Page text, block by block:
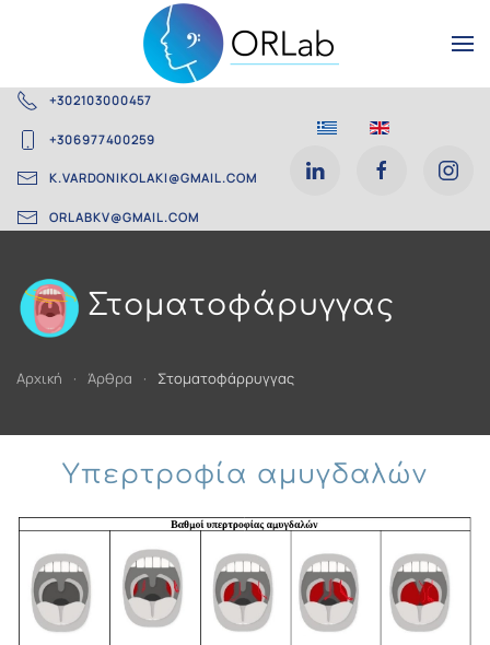
to
content
+302103000457
+306977400259
K.VARDONIKOLAKI@GMAIL.COM
ORLABKV@GMAIL.COM
Στοματοφάρυγγας
Αρχική Άρθρα Στοματοφάρρυγγας
Υπερτροφία αμυγδαλών